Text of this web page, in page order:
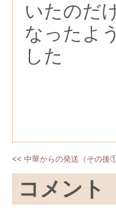
いたのだ
なったよ
した
中華からの発送（その後①
コメント